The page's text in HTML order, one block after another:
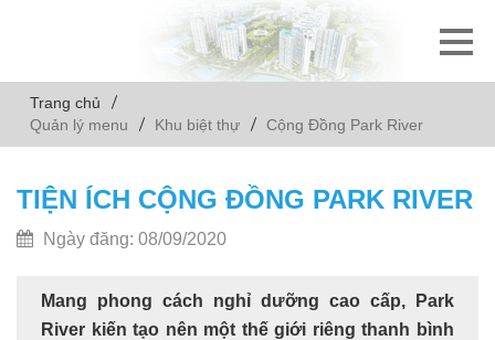
Trang chủ
Quản lý menu
Khu biệt thự Cộng Đồng Park River
TIỆN ÍCH CỘNG ĐỒNG PARK RIVER
Ngày đăng: 08/09/2020
Mang phong cách nghỉ dưỡng cao cấp, Park
River kiến tạo nên một thế giới riêng thanh bình